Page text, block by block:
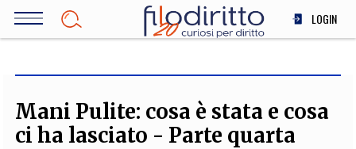
Salta
LOGIN
SOCIETÀ
MEDICINA
Mani Pulite: cosa è stata e cosa
ci ha lasciato - Parte quarta